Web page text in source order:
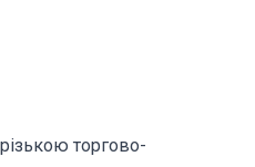
торгово-